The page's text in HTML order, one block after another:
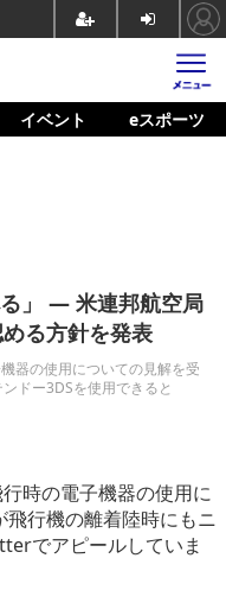
イベント eスポーツ
」 ― 米連邦航空局
る方針を発表
器の使用についての見解を受
ドー3DSを使用できると
時の電子機器の使用に
行機の離着陸時にもニ
でアピールしていま